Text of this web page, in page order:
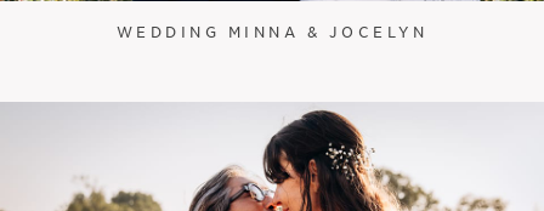
WEDDING MINNA & JOCELYN